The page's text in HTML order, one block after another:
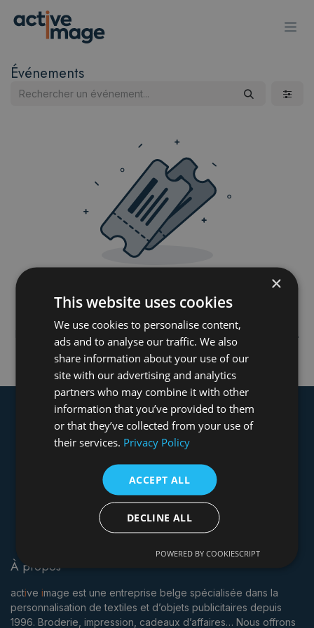
Événements
Aucun événement n'est planifié pour
l'instant
Nous n'avons trouvé aucun événement planifié pour l'instant.
À propos
active image est une entreprise belge spécialisée dans la
personnalisation de textiles et d’objets publicitaires depuis
1996. Broderie, impression, cadeaux d’affaires… Nous offrons
×
This website uses cookies
We use cookies to personalise content,
ads and to analyse our traffic. We also
share information about your use of our
site with our advertising and analytics
partners who may combine it with other
information that you’ve provided to them
or that they’ve collected from your use of
their services. Privacy Policy
ACCEPT ALL
DECLINE ALL
POWERED BY COOKIESCRIPT